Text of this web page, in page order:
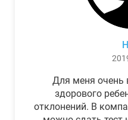
Для меня очень
здорового
отклонений. В